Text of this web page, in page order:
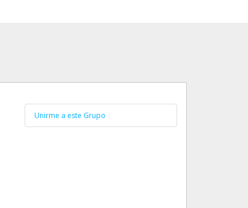
Unirme a este Grupo